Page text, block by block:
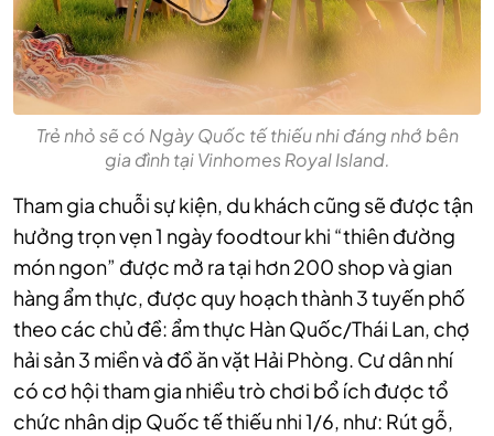
Trẻ nhỏ sẽ có Ngày Quốc tế thiếu nhi đáng nhớ bên
gia đình tại Vinhomes Royal Island.
Tham gia chuỗi sự kiện, du khách cũng sẽ được tận
hưởng trọn vẹn 1 ngày foodtour khi “thiên đường
món ngon” được mở ra tại hơn 200 shop và gian
hàng ẩm thực, được quy hoạch thành 3 tuyến phố
theo các chủ đề: ẩm thực Hàn Quốc/Thái Lan, chợ
hải sản 3 miền và đồ ăn vặt Hải Phòng. Cư dân nhí
có cơ hội tham gia nhiều trò chơi bổ ích được tổ
chức nhân dịp Quốc tế thiếu nhi 1/6, như: Rút gỗ,